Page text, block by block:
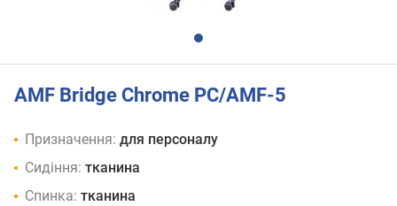
AMF Bridge Chrome PC/AMF-5
Призначення: для персоналу
Сидіння: тканина
Спинка: тканина